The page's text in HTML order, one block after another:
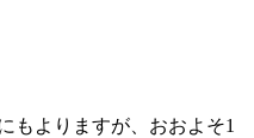
もよりますが、おおよそ1